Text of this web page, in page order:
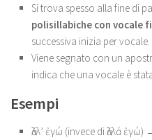
Si trova spesso alla fine di
polisillabiche con vocale
successiva inizia per vocale.
Viene segnato con un
indica che una vocale è
Esempi
ἀλλ’ ἐγώ (invece di ἀλλά ἐγώ)